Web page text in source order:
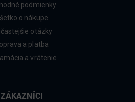
podmienky
o nákupe
otázky
a platba
a vrátenie
ZÁKAZNÍCI